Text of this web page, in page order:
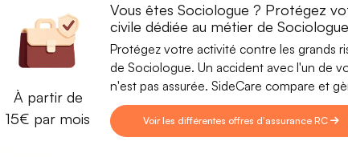
À partir de
15€ par mois
Vous êtes Sociologue ? Protégez
civile dédiée au métier de Sociologue
Protégez votre activité contre les grands
de Sociologue. Un accident avec l'un de
n'est pas assurée. SideCare compare et
Voir les différentes offres d'assurance RC